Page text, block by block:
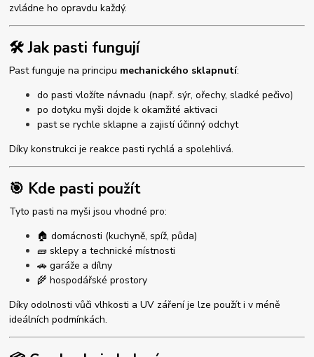
zvládne ho opravdu každý.
🛠 Jak pasti fungují
Past funguje na principu mechanického sklapnutí:
do pasti vložíte návnadu (např. sýr, ořechy, sladké pečivo)
po dotyku myši dojde k okamžité aktivaci
past se rychle sklapne a zajistí účinný odchyt
Díky konstrukci je reakce pasti rychlá a spolehlivá.
🎯 Kde pasti použít
Tyto pasti na myši jsou vhodné pro:
🏠 domácnosti (kuchyně, spíž, půda)
🧱 sklepy a technické místnosti
🚗 garáže a dílny
🌾 hospodářské prostory
Díky odolnosti vůči vlhkosti a UV záření je lze použít i v méně
ideálních podmínkách.